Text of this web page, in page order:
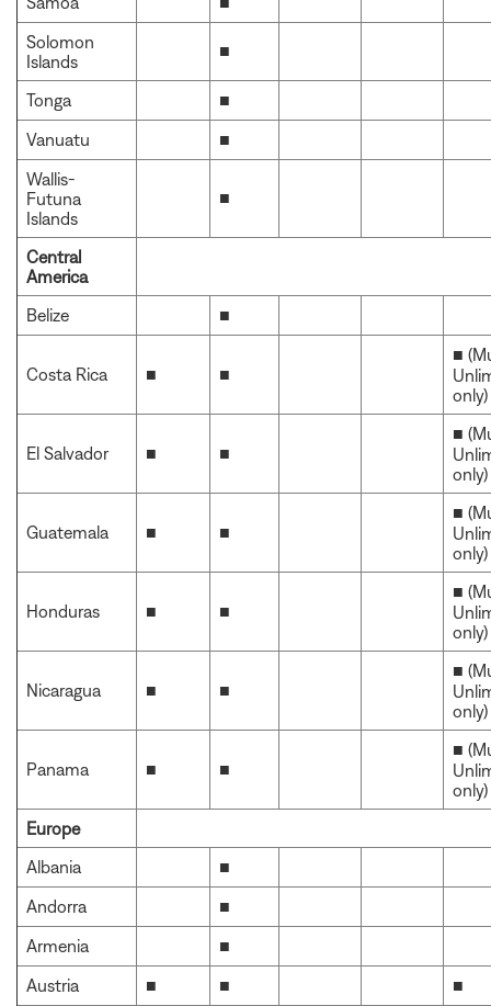
Solomon
Islands
■
Tonga
■
Vanuatu
■
Wallis-
Futuna
Islands
■
Central
America
Belize
■
Costa Rica ■ ■
■
only)
El Salvador ■ ■
■
only)
Guatemala ■ ■
■
only)
Honduras ■ ■
■
only)
Nicaragua ■ ■
■
only)
Panama ■ ■
■
only)
Europe
Albania
■
Andorra
■
Armenia
■
Austria
■ ■
■